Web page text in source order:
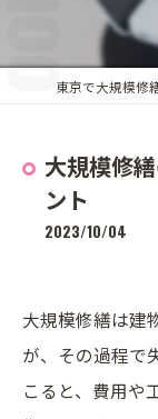
大規模修
ント
2023/10/04
大規模修繕は建
が、その過程で
こると、費用や